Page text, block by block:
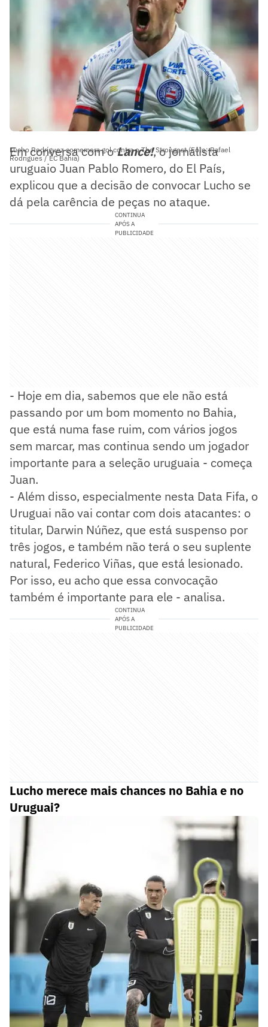
Lucho Rodríguez comemora gol contra o The Strongest (Foto: Rafael
Rodrigues / EC Bahia)
Em conversa com oLance!, o jornalista
uruguaio Juan Pablo Romero, do El País,
explicou que a decisão de convocar Lucho se
dá pela carência de peças no ataque.
CONTINUA
APÓS A
PUBLICIDADE
- Hoje em dia, sabemos que ele não está
passando por um bom momento no Bahia,
que está numa fase ruim, com vários jogos
sem marcar, mas continua sendo um jogador
importante para a seleção uruguaia - começa
Juan.
- Além disso, especialmente nesta Data Fifa, o
Uruguai não vai contar com dois atacantes: o
titular, Darwin Núñez, que está suspenso por
três jogos, e também não terá o seu suplente
natural, Federico Viñas, que está lesionado.
Por isso, eu acho que essa convocação
também é importante para ele - analisa.
CONTINUA
APÓS A
PUBLICIDADE
Lucho merece mais chances no Bahia e no
Uruguai?